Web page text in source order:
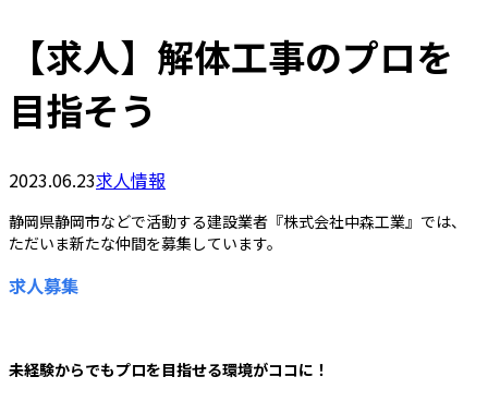
【求人】解体工事のプロを
目指そう
2023.06.23求人情報
静岡県静岡市などで活動する建設業者『株式会社中森工業』では、
ただいま新たな仲間を募集しています。
求人募集
未経験からでもプロを目指せる環境がココに！